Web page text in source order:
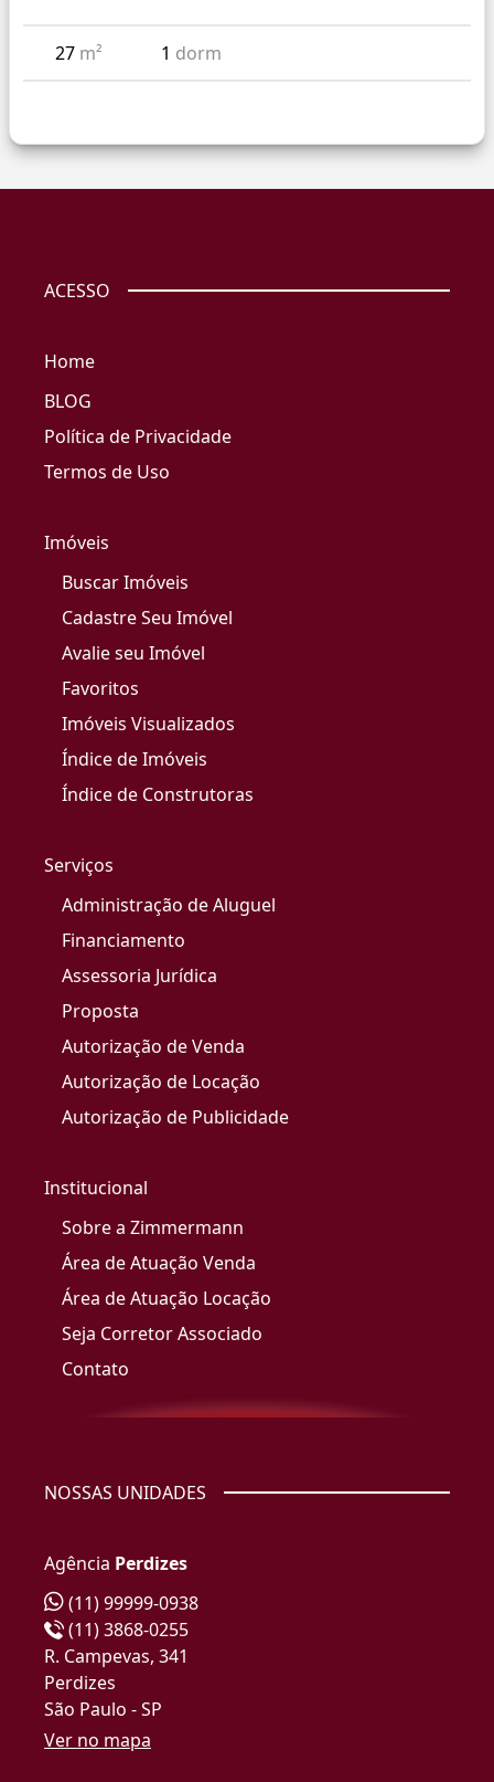
27 m² 1 dorm
ACESSO
Home
BLOG
Política de Privacidade
Termos de Uso
Imóveis
Buscar Imóveis
Cadastre Seu Imóvel
Avalie seu Imóvel
Favoritos
Imóveis Visualizados
Índice de Imóveis
Índice de Construtoras
Serviços
Administração de Aluguel
Financiamento
Assessoria Jurídica
Proposta
Autorização de Venda
Autorização de Locação
Autorização de Publicidade
Institucional
Sobre a Zimmermann
Área de Atuação Venda
Área de Atuação Locação
Seja Corretor Associado
Contato
NOSSAS UNIDADES
Agência Perdizes
(11) 99999-0938
(11) 3868-0255
R. Campevas, 341
Perdizes
São Paulo - SP
Ver no mapa